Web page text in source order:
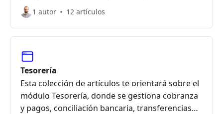
trazabilidad de cada compra y venta realizada
1 autor 12 artículos
Tesorería
Esta colección de artículos te orientará sobre el
módulo Tesorería, donde se gestiona cobranza
y pagos, conciliación bancaria, transferencias